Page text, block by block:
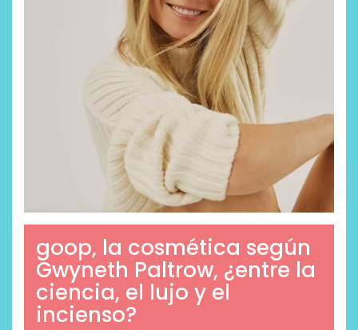
goop, la cosmética según
Gwyneth Paltrow, ¿entre la
ciencia, el lujo y el
incienso?